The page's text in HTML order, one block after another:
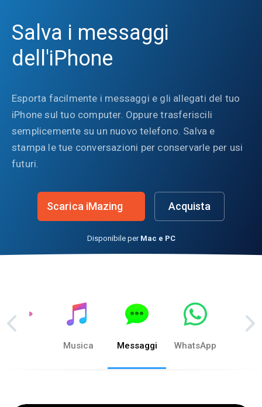
Salva i messaggi
dell'iPhone
Esporta facilmente i messaggi e gli allegati del tuo
iPhone sul tuo computer. Oppure trasferiscili
semplicemente su un nuovo telefono. Salva e
stampa le tue conversazioni per conservarle per usi
futuri.
Scarica iMazing Acquista
Disponibile per Mac e PC
Musica Messaggi WhatsApp